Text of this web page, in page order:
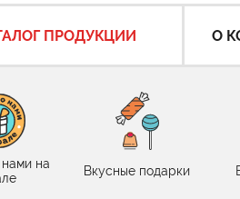
ПРОДУКЦИИ О
на
Вкусные подарки